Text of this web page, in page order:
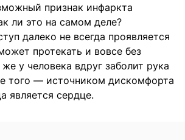
признак инфаркта
ли это на самом деле?
далеко не всегда проявляется
протекать и вовсе без
у человека вдруг заболит рука
того — источником дискомфорта
является сердце.